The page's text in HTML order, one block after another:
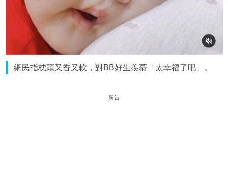
網民指枕頭又香又軟，對BB好生羨慕「太幸福了吧」。
廣告